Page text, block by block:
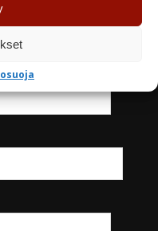
yhteyttä